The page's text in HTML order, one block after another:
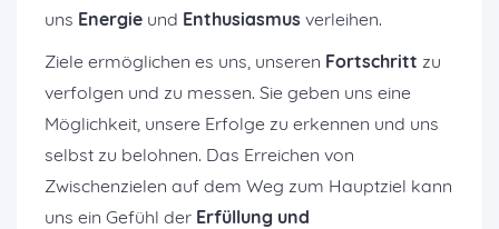
uns Energie und Enthusiasmus verleihen.
Ziele ermöglichen es uns, unseren Fortschritt zu
verfolgen und zu messen. Sie geben uns eine
Möglichkeit, unsere Erfolge zu erkennen und uns
selbst zu belohnen. Das Erreichen von
Zwischenzielen auf dem Weg zum Hauptziel kann
uns ein Gefühl der Erfüllung und